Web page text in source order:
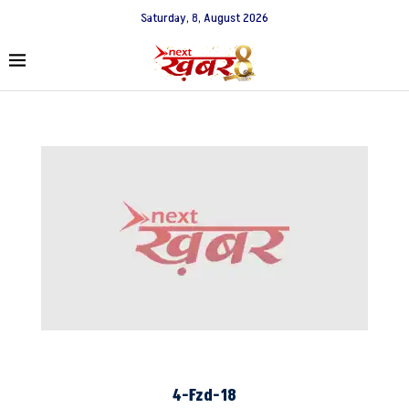
Saturday, 8, August 2026
4-Fzd-18